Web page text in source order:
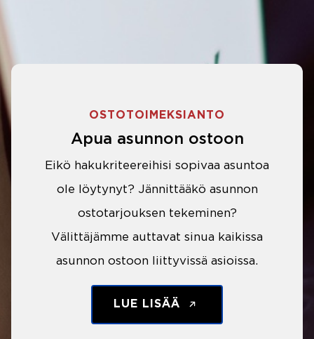
OSTOTOIMEKSIANTO
Apua asunnon ostoon
Eikö hakukriteereihisi sopivaa asuntoa
ole löytynyt? Jännittääkö asunnon
ostotarjouksen tekeminen?
Välittäjämme auttavat sinua kaikissa
asunnon ostoon liittyvissä asioissa.
LUE LISÄÄ